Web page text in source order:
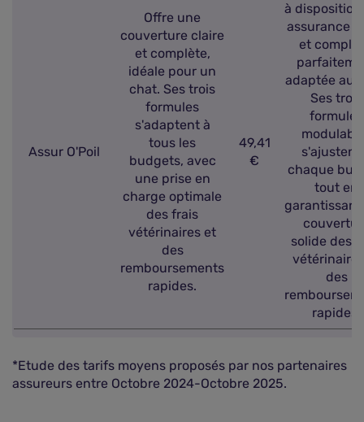
Assur O'Poil
Offre une
couverture claire
et complète,
idéale pour un
chat. Ses trois
formules
s'adaptent à
tous les
budgets, avec
une prise en
charge optimale
des frais
vétérinaires et
des
remboursements
rapides.
49,41
€
à
assurance
et
adaptée au
Ses trois
formules
s'ajustent
chaque
tout en
solide des
des
rapides.
*Etude des tarifs moyens proposés par nos partenaires
assureurs entre Octobre 2024-Octobre 2025.